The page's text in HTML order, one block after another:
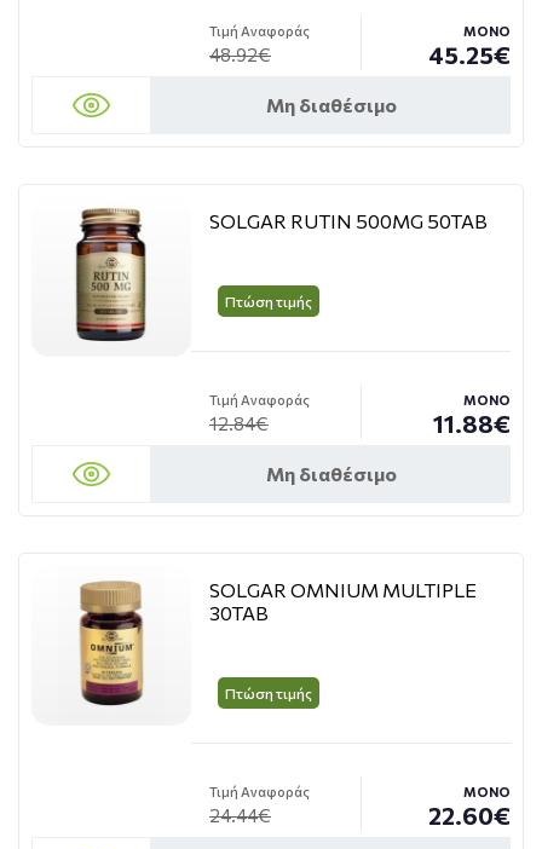
Τιμή Αναφοράς
48.92€
ΜΟΝΟ
45.25€
Μη διαθέσιμο
SOLGAR RUTIN 500MG 50TAB
Πτώση τιμής
Τιμή Αναφοράς
12.84€
ΜΟΝΟ
11.88€
Μη διαθέσιμο
SOLGAR OMNIUM MULTIPLE
30TAB
Πτώση τιμής
Τιμή Αναφοράς
24.44€
ΜΟΝΟ
22.60€